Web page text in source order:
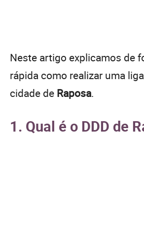
Neste artigo explicamos de
rápida como realizar uma
cidade de Raposa.
1. Qual é o DDD de